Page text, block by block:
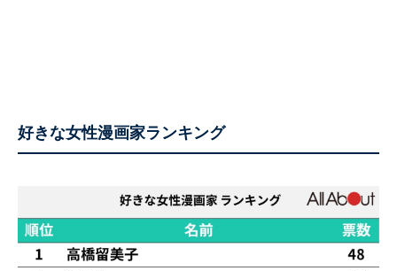
好きな女性漫画家ランキング